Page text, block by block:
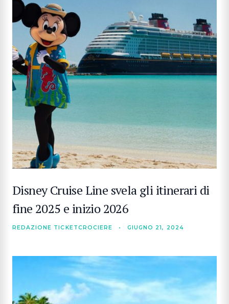
Disney Cruise Line svela gli itinerari di
fine 2025 e inizio 2026
REDAZIONE TICKETCROCIERE • GIUGNO 21, 2024